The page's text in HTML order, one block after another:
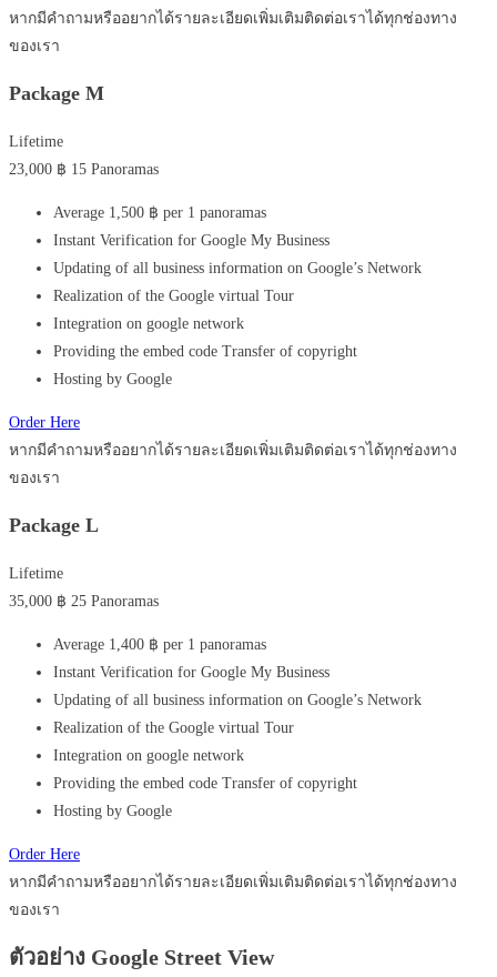
หากมีคำถามหรืออยากได้รายละเอียดเพิ่มเติมติดต่อเราได้ทุกช่องทาง
ของเรา
Package M
Lifetime
23,000 ฿ 15 Panoramas
Average 1,500 ฿ per 1 panoramas
Instant Verification for Google My Business
Updating of all business information on Google’s Network
Realization of the Google virtual Tour
Integration on google network
Providing the embed code Transfer of copyright
Hosting by Google
Order Here
หากมีคำถามหรืออยากได้รายละเอียดเพิ่มเติมติดต่อเราได้ทุกช่องทาง
ของเรา
Package L
Lifetime
35,000 ฿ 25 Panoramas
Average 1,400 ฿ per 1 panoramas
Instant Verification for Google My Business
Updating of all business information on Google’s Network
Realization of the Google virtual Tour
Integration on google network
Providing the embed code Transfer of copyright
Hosting by Google
Order Here
หากมีคำถามหรืออยากได้รายละเอียดเพิ่มเติมติดต่อเราได้ทุกช่องทาง
ของเรา
ตัวอย่าง Google Street View